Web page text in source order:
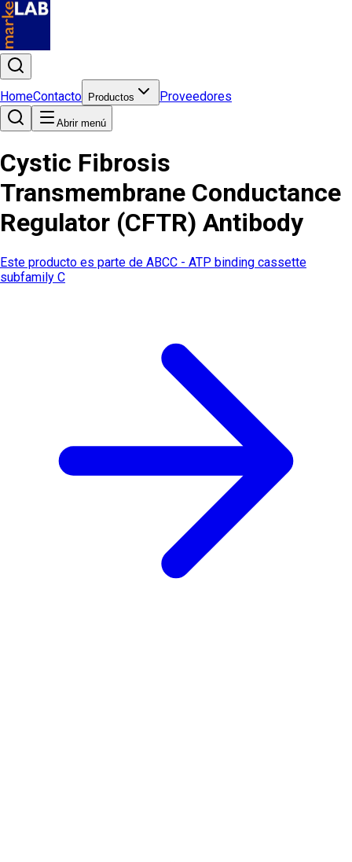
HomeContacto Productos Proveedores
Abrir menú
Cystic Fibrosis
Transmembrane Conductance
Regulator (CFTR) Antibody
Este producto es parte de ABCC - ATP binding cassette
subfamily C